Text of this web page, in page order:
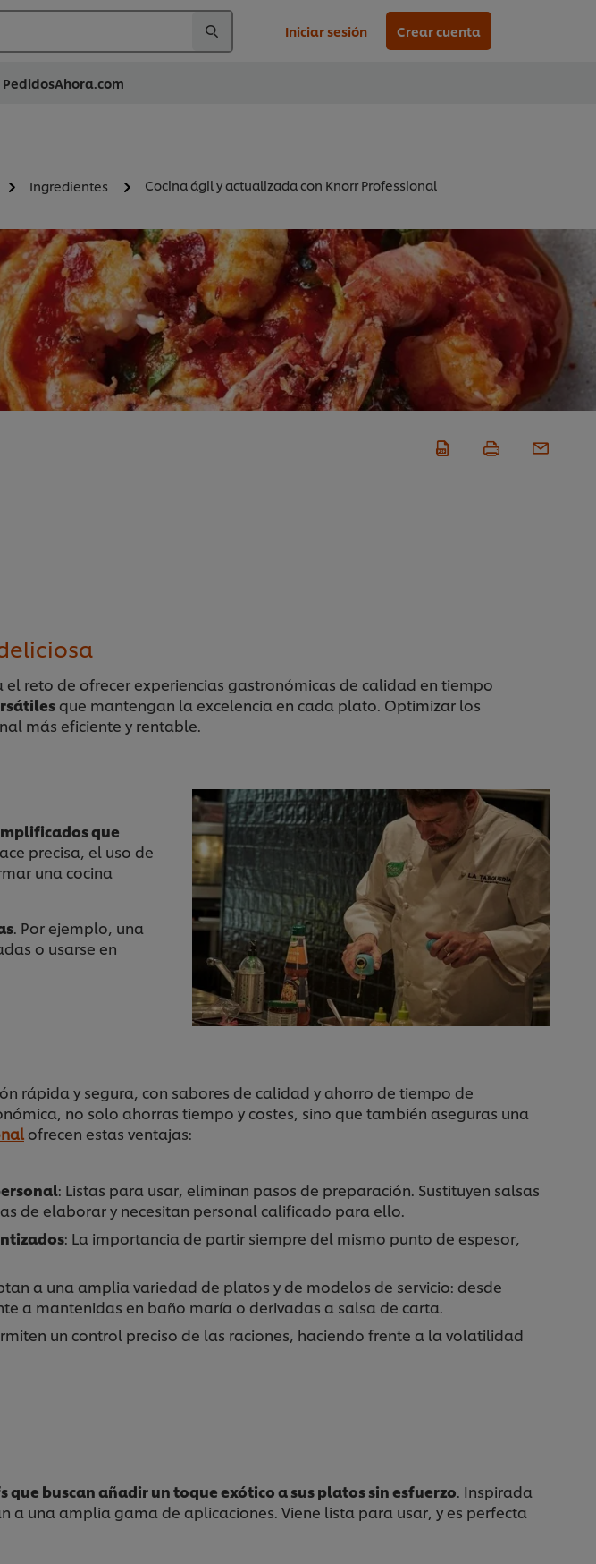
Iniciar sesión Crear cuenta
PedidosAhora.com
Ingredientes Cocina ágil y actualizada con Knorr Professional
reto de ofrecer experiencias gastronómicas de calidad en tiempo
que mantengan la excelencia en cada plato. Optimizar los
más eficiente y rentable.
que
precisa, el uso de
una cocina
. Por ejemplo, una
o usarse en
rápida y segura, con sabores de calidad y ahorro de tiempo de
no solo ahorras tiempo y costes, sino que también aseguras una
ofrecen estas ventajas:
: Listas para usar, eliminan pasos de preparación. Sustituyen salsas
de elaborar y necesitan personal calificado para ello.
: La importancia de partir siempre del mismo punto de espesor,
a una amplia variedad de platos y de modelos de servicio: desde
a mantenidas en baño maría o derivadas a salsa de carta.
un control preciso de las raciones, haciendo frente a la volatilidad
que buscan añadir un toque exótico a sus platos sin esfuerzo. Inspirada
una amplia gama de aplicaciones. Viene lista para usar, y es perfecta